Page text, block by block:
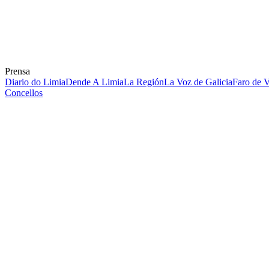
Prensa
Diario do LimiaDende A LimiaLa RegiónLa Voz de GaliciaFaro de
Concellos